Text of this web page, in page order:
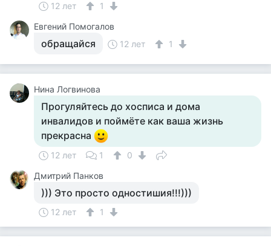
12 лет
1
Евгений Помогалов
обращайся 12 лет 1
Нина Логвинова
Прогуляйтесь до хосписа и дома
инвалидов и поймёте как ваша жизнь
прекрасна
12 лет 1
0
Дмитрий Панков
))) Это просто одностишия!!!)))
12 лет 1